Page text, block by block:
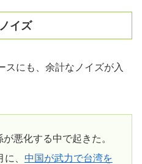
イズ
スにも、余計なノイズが入
悪化する中で起きた。
、 中国が武力で台湾を